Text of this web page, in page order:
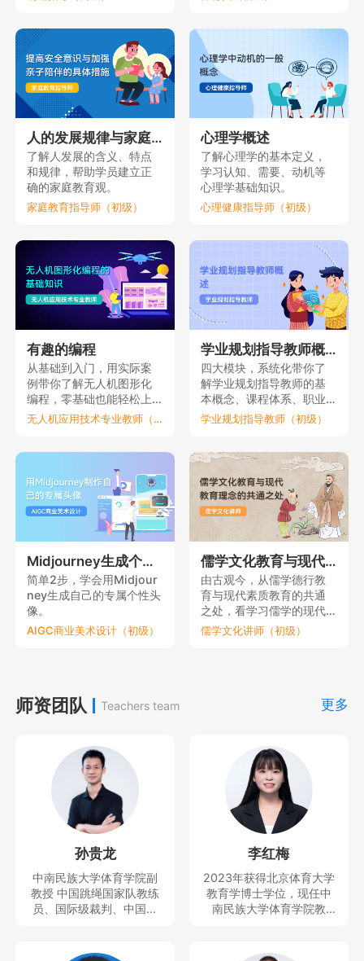
人的发展规律与家庭教育（上）
了解人发展的含义、特点
和规律，帮助学员建立正
确的家庭教育观。
家庭教育指导师（初级）
心理学概述
了解心理学的基本定义，
学习认知、需要、动机等
心理学基础知识。
心理健康指导师（初级）
有趣的编程
从基础到入门，用实际案
例带你了解无人机图形化
编程，零基础也能轻松上
手。
无人机应用技术专业教师（初级）
学业规划指导教师概述
四大模块，系统化带你了
解学业规划指导教师的基
本概念、课程体系、职业
要素和理论依据。
学业规划指导教师（初级）
Midjourney生成个性元宇宙头像
简单2步，学会用Midjour
ney生成自己的专属个性头
像。
AIGC商业美术设计（初级）
儒学文化教育与现代教育理念的共通之处
由古观今，从儒学德行教
育与现代素质教育的共通
之处，看学习儒学的现代
意义。
儒学文化讲师（初级）
师资团队 Teachers team 更多
孙贵龙
中南民族大学体育学院副
教授 中国跳绳国家队教练
员、国际级裁判、中国民
民族体育协会民族体育理
李红梅
2023年获得北京体育大学
教育学博士学位，现任中
南民族大学体育学院教
向。曾获得教学竞赛一等